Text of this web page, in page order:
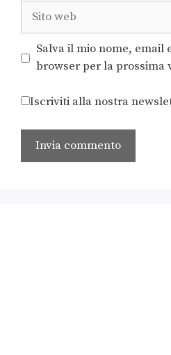
Salva il mio nome, email
browser per la prossima
Iscriviti alla nostra